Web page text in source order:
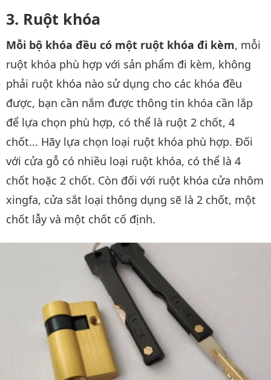
Ruột khóa
Mỗi bộ khóa đều có một ruột khóa đi kèm, mỗi
ruột khóa phù hợp với sản phẩm đi kèm, không
phải ruột khóa nào sử dụng cho các khóa đều
được, bạn cần nắm được thông tin khóa cần lắp
để lựa chọn phù hợp, có thể là ruột 2 chốt, 4
chốt... Hãy lựa chọn loại ruột khóa phù hợp. Đối
với cửa gỗ có nhiều loại ruột khóa, có thể là 4
chốt hoặc 2 chốt. Còn đối với ruột khóa cửa nhôm
xingfa, cửa sắt loại thông dụng sẽ là 2 chốt, một
chốt lẫy và một chốt cố định.